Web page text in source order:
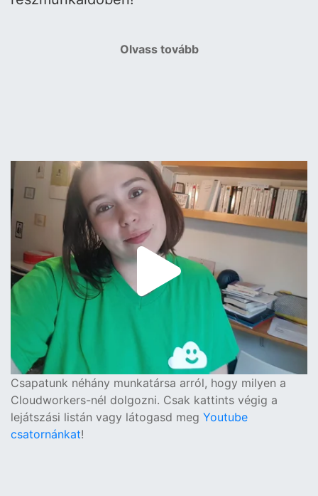
Olvass tovább
Csapatunk néhány munkatársa arról, hogy milyen a
Cloudworkers-nél dolgozni. Csak kattints végig a
lejátszási listán vagy látogasd meg Youtube
csatornánkat!